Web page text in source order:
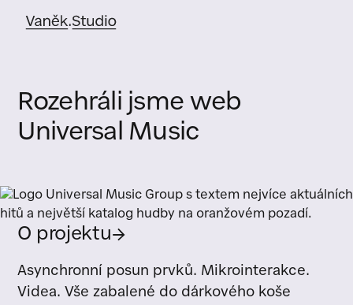
Rozehráli jsme web
Universal Music
O projektu→
Asynchronní posun prvků. Mikrointerakce.
Videa. Vše zabalené do dárkového koše